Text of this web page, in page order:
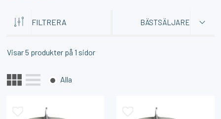
FILTRERA BÄSTSÄLJARE
Visar5 produkter på1 sidor
Alla